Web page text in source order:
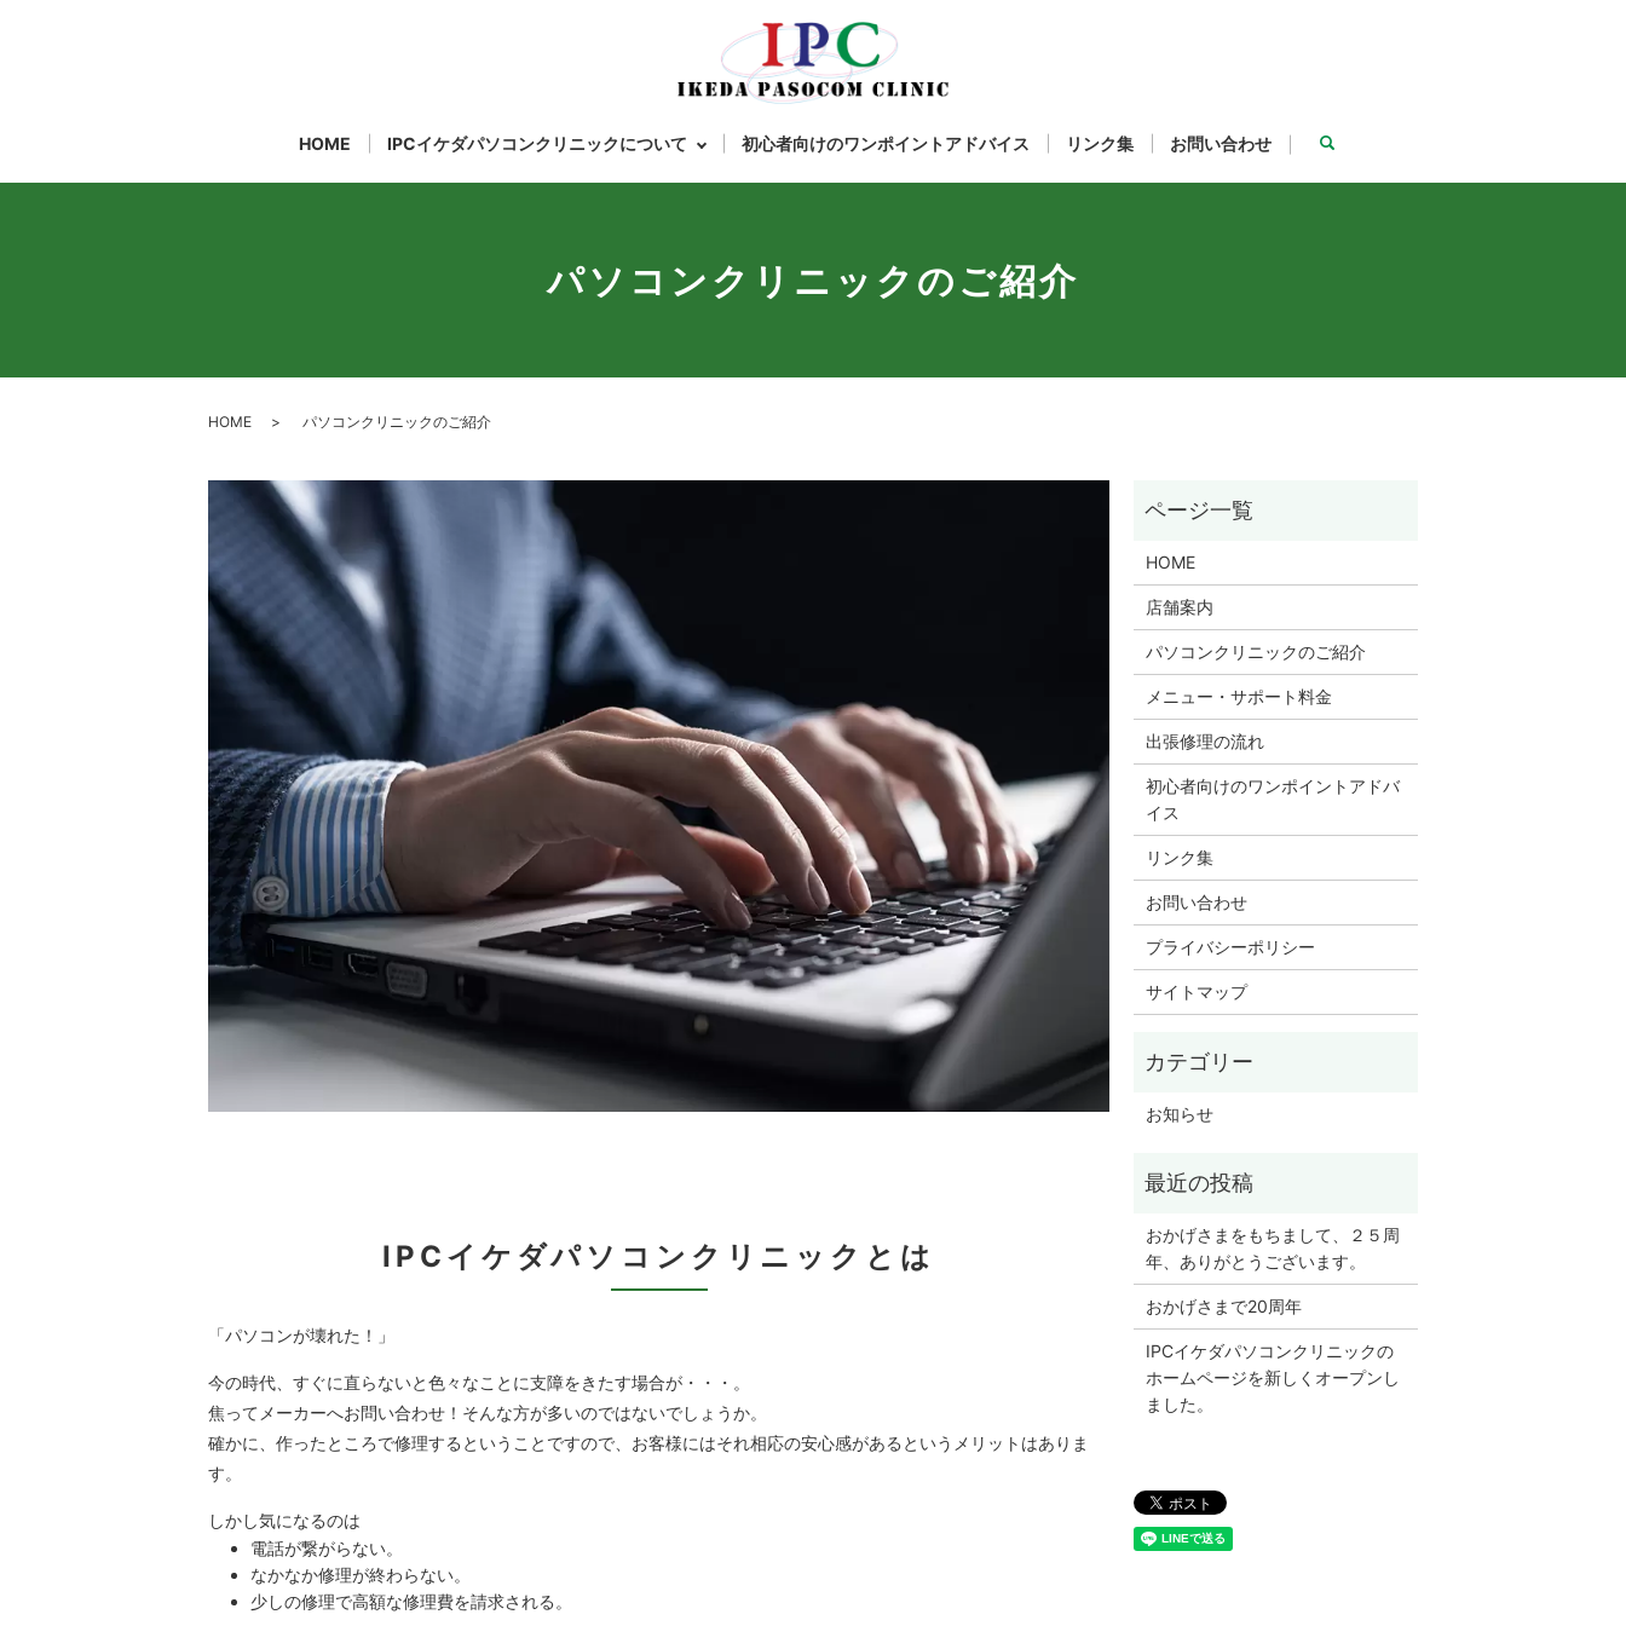
HOME IPCイケダパソコンクリニックについて 初心者向けのワンポイントアドバイス リンク集 お問い合わせ
パソコンクリニックのご紹介
HOME パソコンクリニックのご紹介
IPCイケダパソコン クリニックとは
「パソコンが壊れた！」
今の時代、すぐに直らないと色々なことに支障をきたす場合が・・・。
焦ってメーカーへお問い合わせ！そんな方が多いのではないでしょうか。
確かに、作ったところで修理するということですので、お客様にはそれ相応の安心感があるというメリットはありま
す。
しかし気になるのは
電話が繋がらない。
なかなか修理が終わらない。
少しの修理で高額な修理費を請求される。
HOME
店舗案内
パソコンクリニックのご紹介
メニュー・サポート料金
出張修理の流れ
初心者向けのワンポイントアドバ
イス
リンク集
お問い合わせ
プライバシーポリシー
サイトマップ
お知らせ
おかげさまをもちまして、２５周
年、ありがとうございます。
おかげさまで20周年
IPCイケダパソコンクリニックの
ホームページを新しくオープンし
ました。